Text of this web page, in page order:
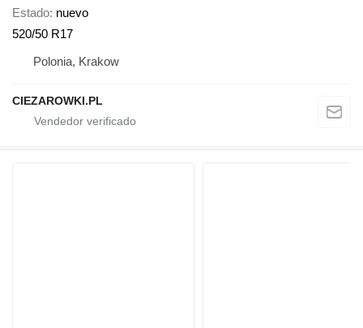
Estado nuevo
520/50 R17
Polonia, Krakow
CIEZAROWKI.PL